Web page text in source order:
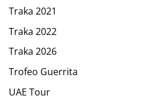
Traka 2021
Traka 2022
Traka 2026
Trofeo Guerrita
UAE Tour